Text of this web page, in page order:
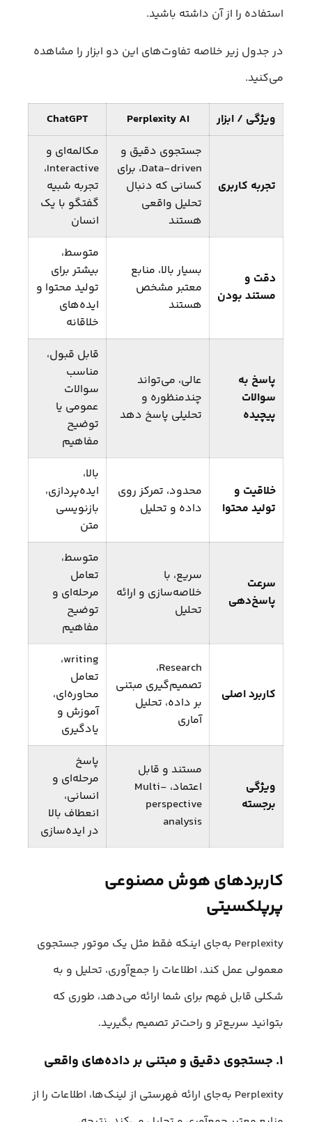
استفاده را از آن داشته باشید.
در جدول زیر خلاصه تفاوت‌های این دو ابزار را مشاهده
می‌کنید.
ویژگی / ابزار Perplexity AI
ChatGPT
تجربه کاربری
جستجوی دقیق و
Data-driven، برای
کسانی که دنبال
تحلیل واقعی
هستند
مکالمه‌ای و
Interactive،
تجربه شبیه
گفتگو با یک
انسان
دقت و
مستند بودن
بسیار بالا، منابع
معتبر مشخص
هستند
متوسط،
بیشتر برای
تولید محتوا و
ایده‌های
خلاقانه
پاسخ به
سوالات
پیچیده
عالی، می‌تواند
چندمنظوره و
تحلیلی پاسخ دهد
قابل قبول،
مناسب
سوالات
عمومی یا
توضیح
مفاهیم
خلاقیت و
تولید محتوا
محدود، تمرکز روی
داده و تحلیل
بالا،
ایده‌پردازی،
بازنویسی
متن
سرعت
پاسخ‌دهی
سریع، با
خلاصه‌سازی و ارائه
تحلیل
متوسط،
تعامل
مرحله‌ای و
توضیح
مفاهیم
کاربرد اصلی
Research،
تصمیم‌گیری مبتنی
بر داده، تحلیل
آماری
writing،
تعامل
محاوره‌ای،
آموزش و
یادگیری
ویژگی
برجسته
مستند و قابل
اعتماد، Multi-
perspective
analysis
پاسخ
مرحله‌ای و
انسانی،
انعطاف بالا
در ایده‌سازی
کاربردهای هوش مصنوعی
پرپلکسیتی
Perplexity به‌جای اینکه فقط مثل یک موتور جستجوی
معمولی عمل کند، اطلاعات را جمع‌آوری، تحلیل و به
شکلی قابل فهم برای شما ارائه می‌دهد، طوری که
بتوانید سریع‌تر و راحت‌تر تصمیم بگیرید.
۱. جستجوی دقیق و مبتنی بر داده‌های واقعی
Perplexity به‌جای ارائه فهرستی از لینک‌ها، اطلاعات را از